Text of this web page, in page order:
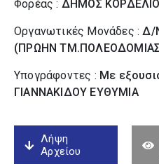
Φορέας : ΔΗΜΟΣ
Οργανωτικές Μονάδες :Δ/
(ΠΡΩΗΝ
Υπογράφοντες : Με
ΓΙΑΝΝΑΚΙΔΟΥ ΕΥΘΥΜΙΑ
Λήψη
Αρχείου